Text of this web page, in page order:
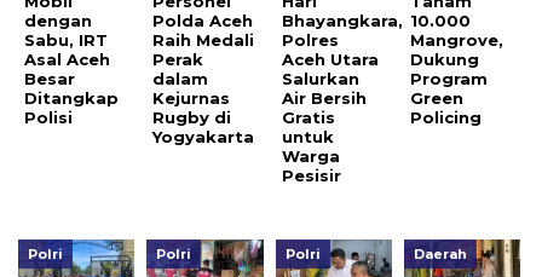
dengan
Sabu, IRT
Asal Aceh
Besar
Ditangkap
Polisi
Polda Aceh
Raih Medali
Perak
dalam
Kejurnas
Rugby di
Yogyakarta
Bhayangkara,
Polres
Aceh Utara
Salurkan
Air Bersih
Gratis
untuk
Warga
Pesisir
10.000
Mangrove,
Dukung
Program
Green
Policing
Polri Polri Polri Daerah